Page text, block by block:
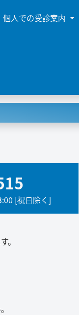
個人での受診案内
[祝日除く]
。